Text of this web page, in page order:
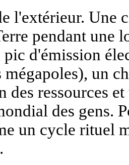
l'extérieur. Une
pendant une
pic d'émission
mégapoles), un
des ressources
des gens.
un cycle rituel